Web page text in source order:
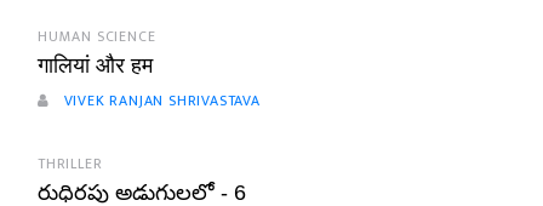
HUMAN SCIENCE
गालियां और हम
VIVEK RANJAN SHRIVASTAVA
THRILLER
రుధిరపు అడుగులలో - 6